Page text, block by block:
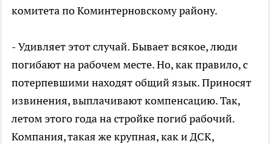
комитета по Коминтерновскому району.
- Удивляет этот случай. Бывает всякое, люди
погибают на рабочем месте. Но, как правило, с
потерпевшими находят общий язык. Приносят
извинения, выплачивают компенсацию. Так,
летом этого года на стройке погиб рабочий.
Компания, такая же крупная, как и ДСК,